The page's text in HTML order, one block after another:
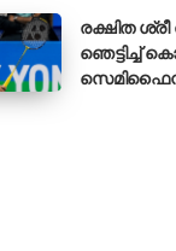
രക്ഷിത
ഞെട്ടിച്ച്